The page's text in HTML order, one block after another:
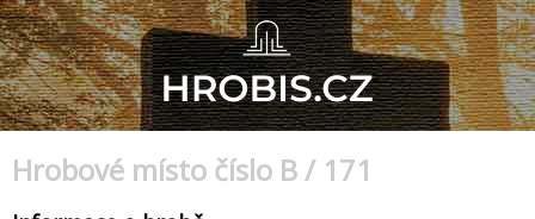
Hrobové místo číslo B / 171